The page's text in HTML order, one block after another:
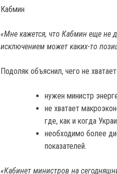
Кабмин
«Мне кажется, что Кабмин еще не
исключением может каких-то
Подоляк объяснил, чего не
нужен министр
не хватает
где, как и когда
необходимо более
показателей.
«Кабинет министров на